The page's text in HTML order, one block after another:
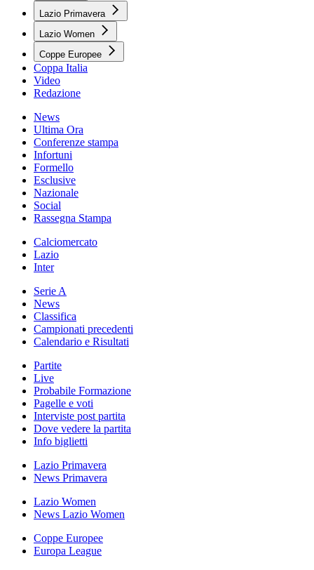
Lazio Primavera
Lazio Women
Coppe Europee
Coppa Italia
Video
Redazione
News
Ultima Ora
Conferenze stampa
Infortuni
Formello
Esclusive
Nazionale
Social
Rassegna Stampa
Calciomercato
Lazio
Inter
Serie A
News
Classifica
Campionati precedenti
Calendario e Risultati
Partite
Live
Probabile Formazione
Pagelle e voti
Interviste post partita
Dove vedere la partita
Info biglietti
Lazio Primavera
News Primavera
Lazio Women
News Lazio Women
Coppe Europee
Europa League